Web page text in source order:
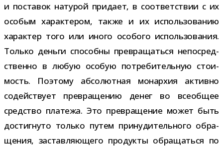
и поста­вок нату­рой при­дает, в соот­вет­ствии с их
осо­бым харак­те­ром, также и их исполь­зо­ва­нию
харак­тер того или иного осо­бого исполь­зо­ва­ния.
Только деньги спо­собны пре­вра­щаться непо­сред­
ственно в любую осо­бую потре­би­тель­ную сто­и­
мость. Поэтому абсо­лют­ная монар­хия активно
содей­ствует пре­вра­ще­нию денег во все­об­щее
сред­ство пла­тежа. Это пре­вра­ще­ние может быть
достиг­нуто только путем при­ну­ди­тель­ного обра­
ще­ния, застав­ля­ю­щего про­дукты обра­щаться по